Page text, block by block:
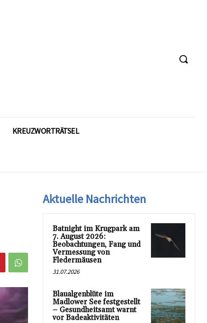
KREUZWORTRÄTSEL
Aktuelle Nachrichten
Batnight im Krugpark am
7. August 2026:
Beobachtungen, Fang und
Vermessung von
Fledermäusen
31.07.2026
Blaualgenblüte im
Madlower See festgestellt
– Gesundheitsamt warnt
vor Badeaktivitäten